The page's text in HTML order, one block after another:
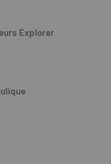
Explorer